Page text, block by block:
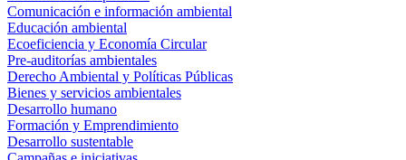
Comunicación e información ambiental
Educación ambiental
Ecoeficiencia y Economía Circular
Pre-auditorías ambientales
Derecho Ambiental y Políticas Públicas
Bienes y servicios ambientales
Desarrollo humano
Formación y Emprendimiento
Desarrollo sustentable